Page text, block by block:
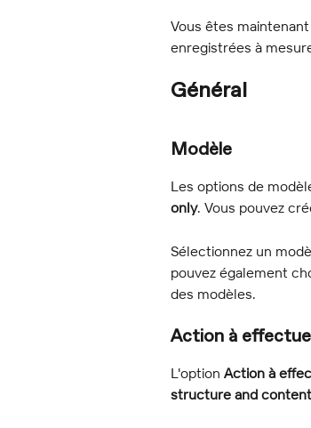
Vous êtes
enregistrées à
Général
Modèle
Les options de
only. Vous pouvez
Sélectionnez un
pouvez également
des modèles.
Action à
L'option Action à
structure and content